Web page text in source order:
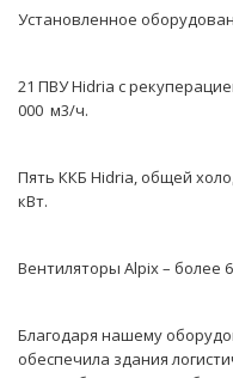
Установленное
21 ПВУ Hidria с
000 м3/ч.
Пять ККБ Hidria, общей
кВт.
Вентиляторы Alpix – более
Благодаря нашему
обеспечила здания